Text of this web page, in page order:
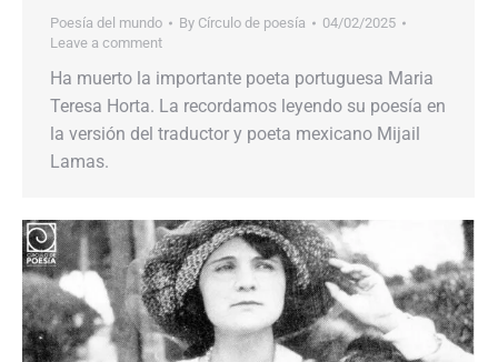
Poesía del mundo By Círculo de poesía
04/02/2025
Leave a comment
Ha muerto la importante poeta portuguesa Maria
Teresa Horta. La recordamos leyendo su poesía en
la versión del traductor y poeta mexicano Mijail
Lamas.